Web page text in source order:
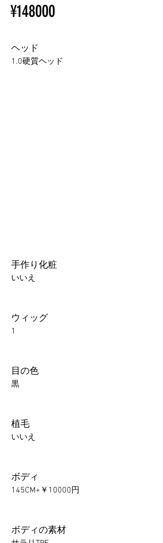
ラブドール購入前に知ってお
Ordering
Other configurations are related
following webpage.
Beginner’s Purchase Guide
¥148000
ヘッド
1.0硬質ヘッド
手作り化粧
いいえ
ウィッグ
1
目の色
黒
植毛
いいえ
ボディ
145CM+￥10000円
ボディの素材